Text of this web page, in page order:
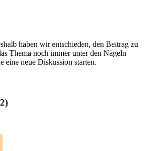
haben wir entschieden, den Beitrag zu
Thema noch immer unter den Nägeln
eine neue Diskussion starten.
)